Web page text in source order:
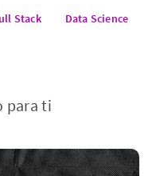
Stack Data Science
para ti